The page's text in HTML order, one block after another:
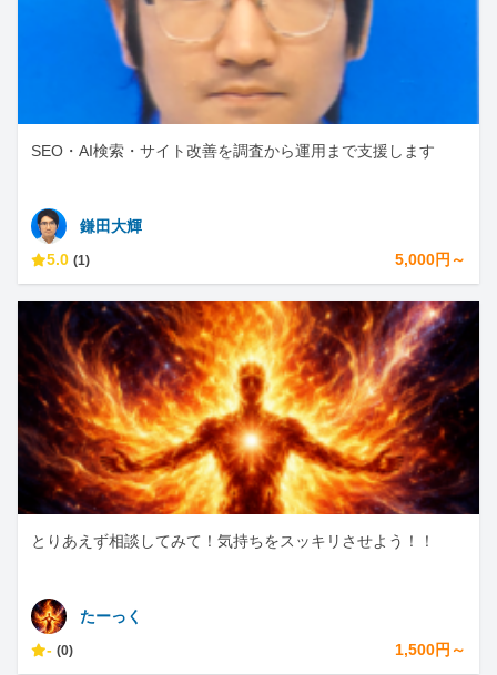
SEO・AI検索・サイト改善を調査から運用まで支援します
鎌田大輝
5.0 (1) 5,000円～
とりあえず相談してみて！気持ちをスッキリさせよう！！
たーっく
- (0) 1,500円～